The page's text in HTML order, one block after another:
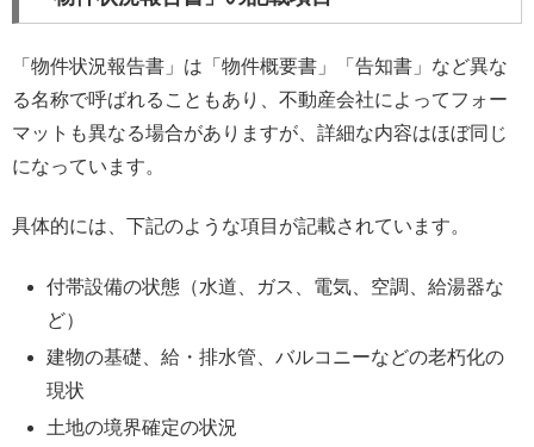
「物件状況報告書」は「物件概要書」「告知書」など異な
る名称で呼ばれることもあり、不動産会社によってフォー
マットも異なる場合がありますが、詳細な内容はほぼ同じ
になっています。
具体的には、下記のような項目が記載されています。
付帯設備の状態（水道、ガス、電気、空調、給湯器な
ど）
建物の基礎、給・排水管、バルコニーなどの老朽化の
現状
土地の境界確定の状況